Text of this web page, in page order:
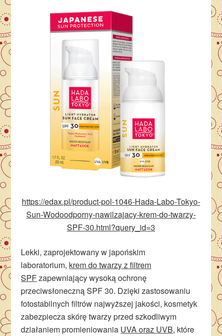
https://edax.pl/product-pol-1046-Hada-Labo-Tokyo-
Sun-Wodoodporny-nawilzajacy-krem-do-twarzy-
SPF-30.html?query_id=3
Lekki, zaprojektowany w japońskim
laboratorium, krem do twarzy z filtrem
SPFzapewniający wysoką ochronę
przeciwsłoneczną SPF 30. Dzięki zastosowaniu
fotostabilnych filtrów najwyższej jakości, kosmetyk
zabezpiecza skórę twarzy przed szkodliwym
działaniem promieniowania UVA oraz UVB, które